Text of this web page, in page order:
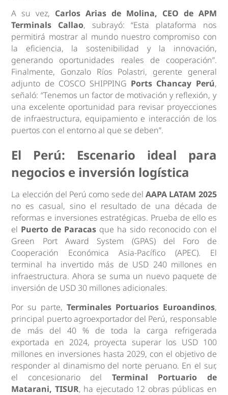
A su vez, Carlos Arias de Molina, CEO de APM
Terminals Callao, subrayó: “Esta plataforma nos
permitirá mostrar al mundo nuestro compromiso con
la eficiencia, la sostenibilidad y la innovación,
generando oportunidades reales de cooperación”.
Finalmente, Gonzalo Ríos Polastri, gerente general
adjunto de COSCO SHIPPING Ports Chancay Perú,
señaló: “Tenemos un factor de motivación y reflexión, y
una excelente oportunidad para revisar proyecciones
de infraestructura, equipamiento e interacción de los
puertos con el entorno al que se deben”.
El Perú: Escenario ideal para
negocios e inversión logística
La elección del Perú como sede del AAPA LATAM 2025
no es casual, sino el resultado de una década de
reformas e inversiones estratégicas. Prueba de ello es
el Puerto de Paracas que ha sido reconocido con el
Green Port Award System (GPAS) del Foro de
Cooperación Económica Asia-Pacífico (APEC). El
terminal ha invertido más de USD 240 millones en
infraestructura. Ahora se suma un nuevo paquete de
inversión de USD 30 millones adicionales.
Por su parte, Terminales Portuarios Euroandinos,
principal puerto agroexportador del Perú, responsable
de más del 40 % de toda la carga refrigerada
exportada en 2024, proyecta superar los USD 100
millones en inversiones hasta 2029, con el objetivo de
responder al dinamismo del norte peruano. En el sur,
el concesionario del Terminal Portuario de
Matarani, TISUR, ha ejecutado 12 obras públicas en